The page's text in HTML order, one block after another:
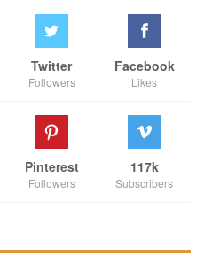
Facebook
Likes
Twitter
Followers
117k
Subscribers
Pinterest
Followers